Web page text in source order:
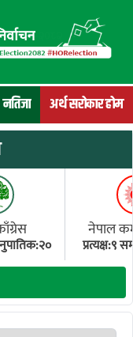
नतिजा अर्थ सरोकार होम
नेपाल
प्रत्यक्ष:९